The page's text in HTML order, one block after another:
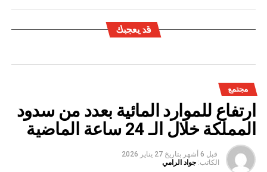
قد يعجبك
مجتمع
ارتفاع للموارد المائية بعدد من سدود
المملكة خلال الـ 24 ساعة الماضية
قبل 6 أشهر بتاريخ 27 يناير 2026
الكاتب: جواد الرامي